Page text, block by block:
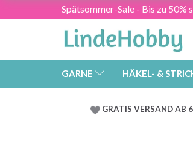
Spätsommer-Sale - Bis zu 50%
GARNE HÄKEL- &
GRATIS VERSAND AB